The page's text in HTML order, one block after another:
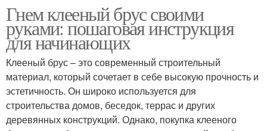
Гнем клееный брус своими
руками: пошаговая инструкция
для начинающих
Клееный брус – это современный строительный
материал, который сочетает в себе высокую прочность и
эстетичность. Он широко используется для
строительства домов, беседок, террас и других
деревянных конструкций. Однако, покупка клееного